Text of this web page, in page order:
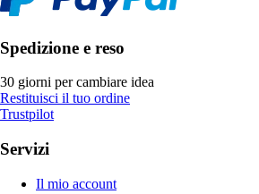
Spedizione e reso
30 giorni per cambiare idea
Restituisci il tuo ordine
Trustpilot
Servizi
Il mio account